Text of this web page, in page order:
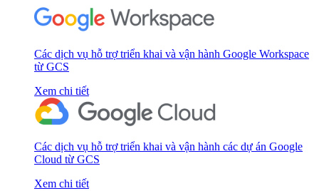
Các dịch vụ hỗ trợ triển khai và vận hành Google Workspace
từ GCS
Xem chi tiết
Các dịch vụ hỗ trợ triển khai và vận hành các dự án Google
Cloud từ GCS
Xem chi tiết